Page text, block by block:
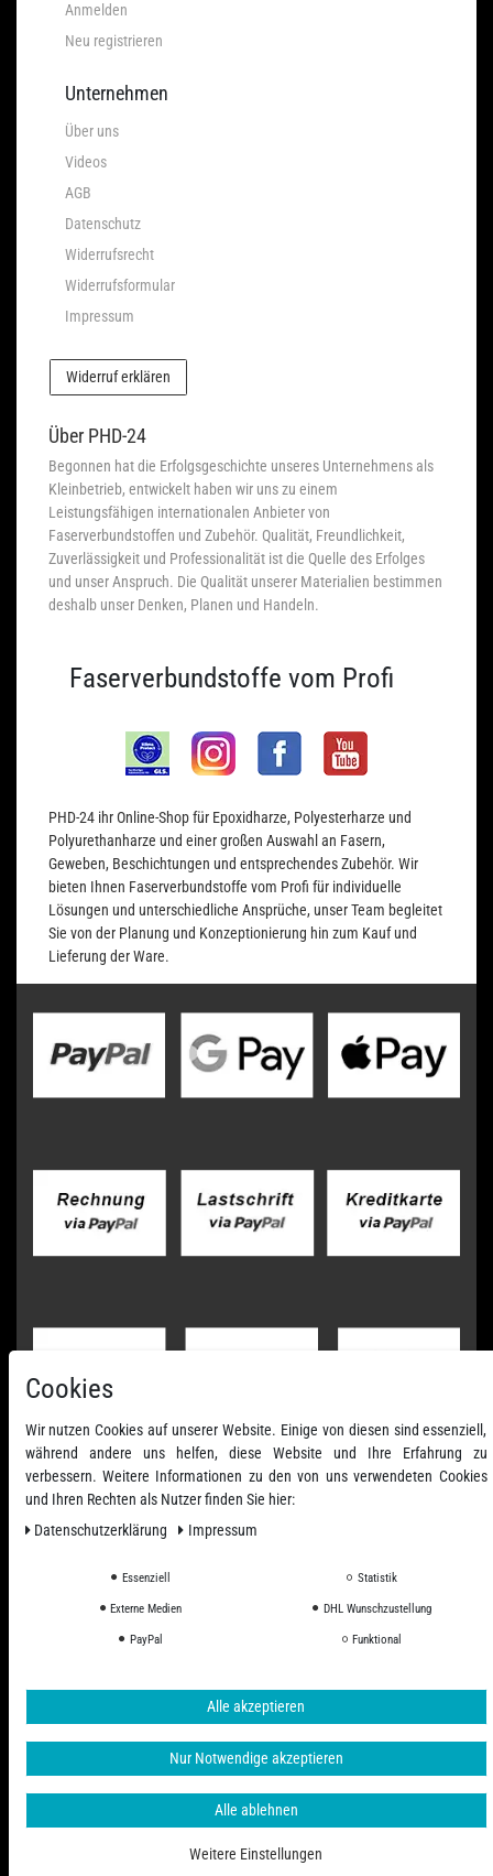
Anmelden
Neu registrieren
Unternehmen
Über uns
Videos
AGB
Datenschutz
Widerrufsrecht
Widerrufsformular
Impressum
Widerruf erklären
Über PHD-24
Begonnen hat die Erfolgsgeschichte unseres Unternehmens als
Kleinbetrieb, entwickelt haben wir uns zu einem
Leistungsfähigen internationalen Anbieter von
Faserverbundstoffen und Zubehör. Qualität, Freundlichkeit,
Zuverlässigkeit und Professionalität ist die Quelle des Erfolges
und unser Anspruch. Die Qualität unserer Materialien bestimmen
deshalb unser Denken, Planen und Handeln.
Faserverbundstoffe vom Profi
PHD-24 ihr Online-Shop für Epoxidharze, Polyesterharze und
Polyurethanharze und einer großen Auswahl an Fasern,
Geweben, Beschichtungen und entsprechendes Zubehör. Wir
bieten Ihnen Faserverbundstoffe vom Profi für individuelle
Lösungen und unterschiedliche Ansprüche, unser Team begleitet
Sie von der Planung und Konzeptionierung hin zum Kauf und
Lieferung der Ware.
Alle Preise inkl. ges. MwSt. zzgl. Versandkosten
© 2006 - 2026 PHD-24 / Alle Rechte vorbehalten.
Cookies
Wir nutzen Cookies auf unserer Website. Einige von diesen sind essenziell,
während andere uns helfen, diese Website und Ihre Erfahrung zu
verbessern. Weitere Informationen zu den von uns verwendeten Cookies
und Ihren Rechten als Nutzer finden Sie hier:
Daten­schutz­erklärung
Impressum
Essenziell Statistik
Externe Medien DHL Wunschzustellung
PayPal Funktional
Alle akzeptieren
Nur Notwendige akzeptieren
Alle ablehnen
Weitere Einstellungen